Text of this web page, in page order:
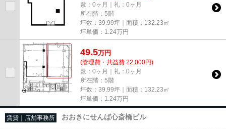
敷：0ヶ月｜礼：0ヶ月
所在階：5階
坪数：39.99坪｜面積：132.23㎡
坪単価： 1.24万円
49.5万円
(管理費・共益費 22,000円)
敷：0ヶ月｜礼：0ヶ月
所在階：5階
坪数：39.99坪｜面積：132.23㎡
坪単価： 1.24万円
賃貸｜店舗事務所 おおきにせんば心斎橋ビル